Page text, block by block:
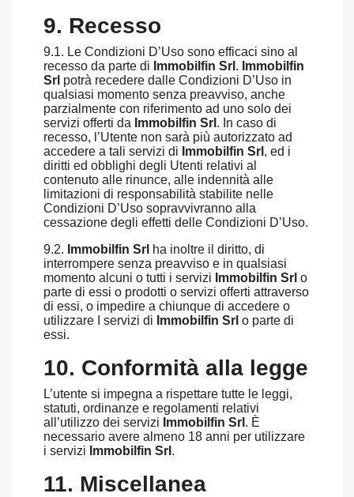
9. Recesso
9.1. Le Condizioni D’Uso sono efficaci sino al
recesso da parte di Immobilfin Srl . Immobilfin
Srl potrà recedere dalle Condizioni D’Uso in
qualsiasi momento senza preavviso, anche
parzialmente con riferimento ad uno solo dei
servizi offerti da Immobilfin Srl . In caso di
recesso, l’Utente non sarà più autorizzato ad
accedere a tali servizi di Immobilfin Srl , ed i
diritti ed obblighi degli Utenti relativi al
contenuto alle rinunce, alle indennità alle
limitazioni di responsabilità stabilite nelle
Condizioni D’Uso sopravvivranno alla
cessazione degli effetti delle Condizioni D’Uso.
9.2. Immobilfin Srl ha inoltre il diritto, di
interrompere senza preavviso e in qualsiasi
momento alcuni o tutti i servizi Immobilfin Srl o
parte di essi o prodotti o servizi offerti attraverso
di essi, o impedire a chiunque di accedere o
utilizzare I servizi di Immobilfin Srl o parte di
essi.
10. Conformità alla legge
L’utente si impegna a rispettare tutte le leggi,
statuti, ordinanze e regolamenti relativi
all’utilizzo dei servizi Immobilfin Srl . È
necessario avere almeno 18 anni per utilizzare
i servizi Immobilfin Srl .
11. Miscellanea